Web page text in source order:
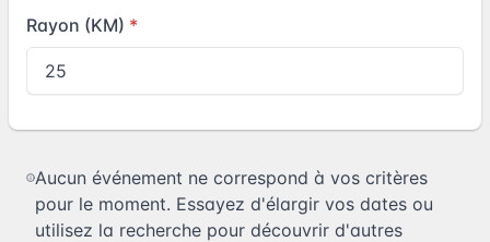
Rayon (KM)
Aucun événement ne correspond à vos critères
pour le moment. Essayez d'élargir vos dates ou
utilisez la recherche pour découvrir d'autres